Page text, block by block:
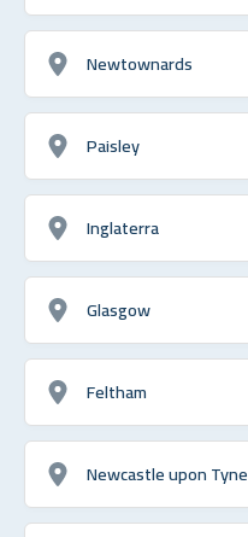
Newtownards
Paisley
Inglaterra
Glasgow
Feltham
Newcastle upon Tyne